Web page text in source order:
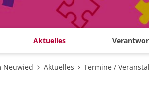
Aktuelles
Neuwied Aktuelles Termine /